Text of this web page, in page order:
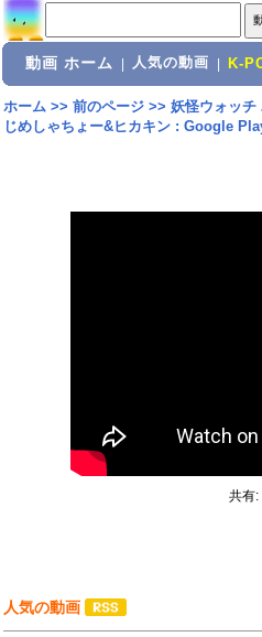
動画 ホーム 人気の動画 K-
ホーム>> 前のページ>> 妖怪ウォッチ
じめしゃちょー&ヒカキン : Google
共有:
人気の動画